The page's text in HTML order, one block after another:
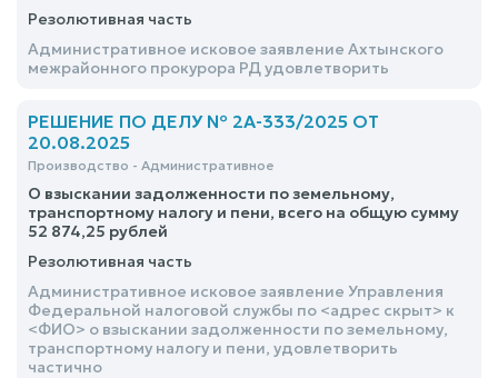
Резолютивная часть
Административное исковое заявление Ахтынского
межрайонного прокурора РД удовлетворить
РЕШЕНИЕ ПО ДЕЛУ № 2А-333/2025 ОТ
20.08.2025
Производство - Административное
О взыскании задолженности по земельному,
транспортному налогу и пени, всего на общую сумму
52 874,25 рублей
Резолютивная часть
Административное исковое заявление Управления
Федеральной налоговой службы по <адрес скрыт> к
<ФИО> о взыскании задолженности по земельному,
транспортному налогу и пени, удовлетворить
частично